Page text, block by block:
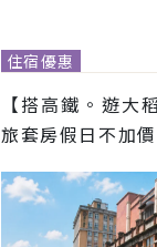
住宿優惠
【搭高鐵。遊大
旅套房假日不加價